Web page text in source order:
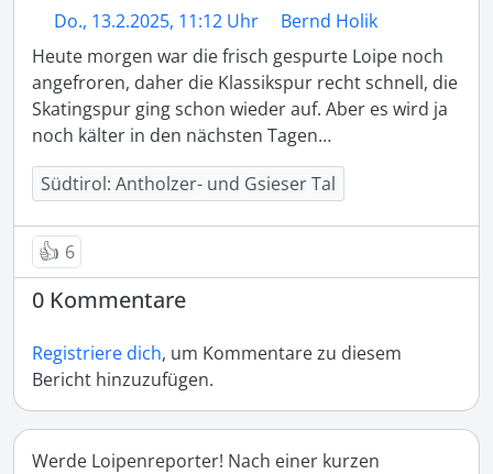
Do., 13.2.2025, 11:12 Uhr
Bernd Holik
Heute morgen war die frisch gespurte Loipe noch
angefroren, daher die Klassikspur recht schnell, die
Skatingspur ging schon wieder auf. Aber es wird ja
noch kälter in den nächsten Tagen…
Südtirol: Antholzer- und Gsieser Tal
👍 6
0 Kommentare
Registriere dich, um Kommentare zu diesem
Bericht hinzuzufügen.
Werde Loipenreporter! Nach einer kurzen